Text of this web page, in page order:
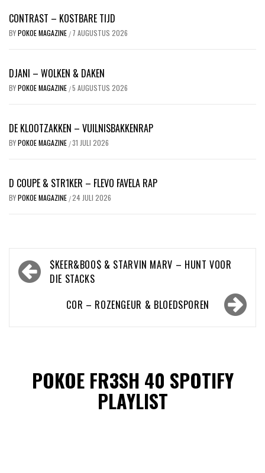
CONTRAST – KOSTBARE TIJD
BYPOKOE MAGAZINE / 7 AUGUSTUS 2026
DJANI – WOLKEN & DAKEN
BYPOKOE MAGAZINE /5 AUGUSTUS 2026
DE KLOOTZAKKEN – VUILNISBAKKENRAP
BYPOKOE MAGAZINE /31 JULI 2026
D COUPE & STR1KER – FLEVO FAVELA RAP
BYPOKOE MAGAZINE /24 JULI 2026
Bericht
navigatie
$KEER&BOO$ & STARVIN MARV – HUNT VOOR
DIE STACKS
COR – ROZENGEUR & BLOEDSPOREN
POKOE FR3SH 40 SPOTIFY
PLAYLIST